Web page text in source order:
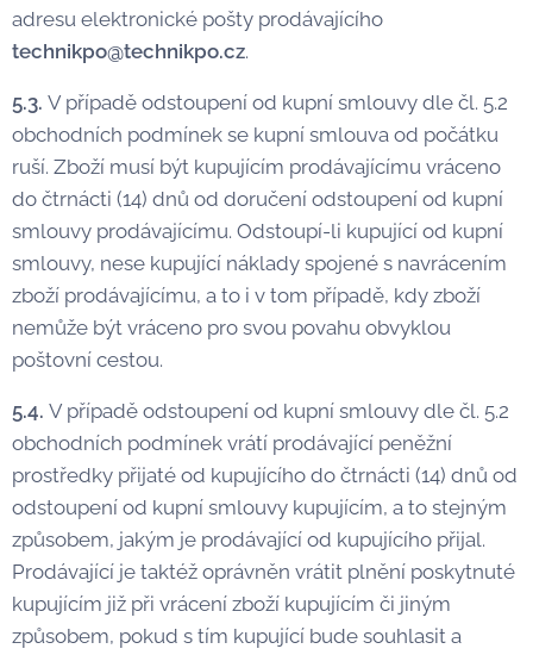
adresu elektronické pošty prodávajícího
technikpo@technikpo.cz.
5.3. V případě odstoupení od kupní smlouvy dle čl. 5.2
obchodních podmínek se kupní smlouva od počátku
ruší. Zboží musí být kupujícím prodávajícímu vráceno
do čtrnácti (14) dnů od doručení odstoupení od kupní
smlouvy prodávajícímu. Odstoupí-li kupující od kupní
smlouvy, nese kupující náklady spojené s navrácením
zboží prodávajícímu, a to i v tom případě, kdy zboží
nemůže být vráceno pro svou povahu obvyklou
poštovní cestou.
5.4. V případě odstoupení od kupní smlouvy dle čl. 5.2
obchodních podmínek vrátí prodávající peněžní
prostředky přijaté od kupujícího do čtrnácti (14) dnů od
odstoupení od kupní smlouvy kupujícím, a to stejným
způsobem, jakým je prodávající od kupujícího přijal.
Prodávající je taktéž oprávněn vrátit plnění poskytnuté
kupujícím již při vrácení zboží kupujícím či jiným
způsobem, pokud s tím kupující bude souhlasit a